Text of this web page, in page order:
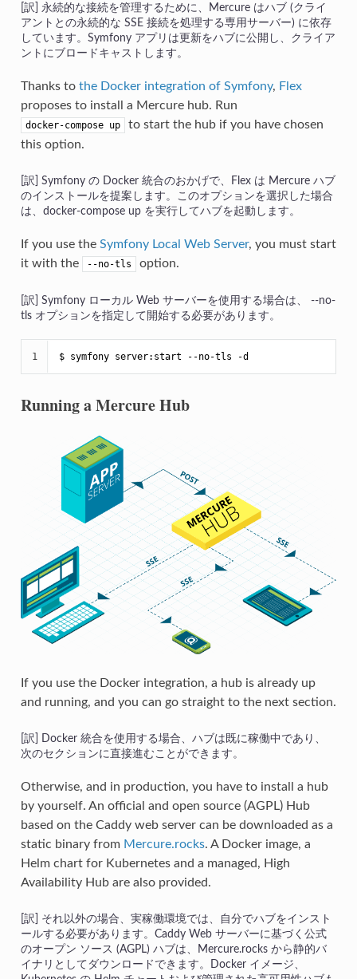
永続的な接続を管理するために、Mercure はハブ (クライ
アントとの永続的な SSE 接続を処理する専用サーバー) に依存
しています。Symfony アプリは更新をハブに公開し、クライア
ントにブロードキャストします。
Thanks to the Docker integration of Symfony, Flex
proposes to install a Mercure hub. Run
docker-compose up
to start the hub if you have chosen
this option.
Symfony の Docker 統合のおかげで、Flex は Mercure ハブ
のインストールを提案します。このオプションを選択した場合
は、docker-compose up を実行してハブを起動します。
If you use the Symfony Local Web Server, you must start
it with the
--no-tls option.
Symfony ローカル Web サーバーを使用する場合は、 --no-
tls オプションを指定して開始する必要があります。
1 $ symfony server:start --no-tls -d
Running a Mercure Hub
If you use the Docker integration, a hub is already up
and running, and you can go straight to the next section.
Docker 統合を使用する場合、ハブは既に稼働中であり、
次のセクションに直接進むことができます。
Otherwise, and in production, you have to install a hub
by yourself. An official and open source (AGPL) Hub
based on the Caddy web server can be downloaded as a
static binary from Mercure.rocks. A Docker image, a
Helm chart for Kubernetes and a managed, High
Availability Hub are also provided.
それ以外の場合、実稼働環境では、自分でハブをインスト
ールする必要があります。Caddy Web サーバーに基づく公式
のオープン ソース (AGPL) ハブは、Mercure.rocks から静的バ
イナリとしてダウンロードできます。Docker イメージ、